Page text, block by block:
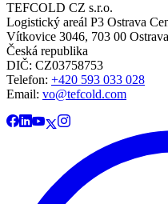
TEFCOLD CZ s.r.o.
Logistický areál P3 Ostrava
Vítkovice 3046, 703 00 Ostrava
Česká republika
DIČ: CZ03758753​​​​​​
Telefon: +420 593 033 028
Email: vo@tefcold.com